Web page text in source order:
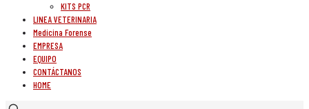
KITS PCR
LINEA VETERINARIA
Medicina Forense
EMPRESA
EQUIPO
CONTÁCTANOS
HOME